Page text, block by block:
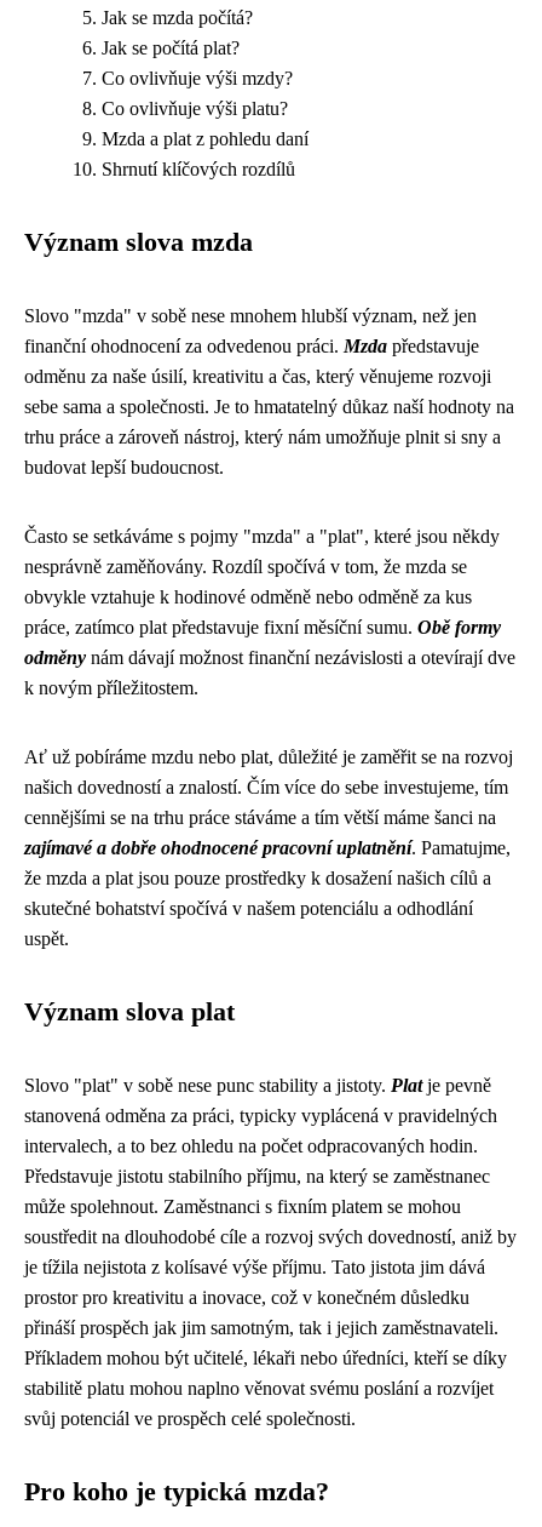
Jak se mzda počítá?
Jak se počítá plat?
Co ovlivňuje výši mzdy?
Co ovlivňuje výši platu?
Mzda a plat z pohledu daní
Shrnutí klíčových rozdílů
Význam slova mzda
Slovo "mzda" v sobě nese mnohem hlubší význam, než jen
finanční ohodnocení za odvedenou práci. Mzda představuje
odměnu za naše úsilí, kreativitu a čas, který věnujeme rozvoji
sebe sama a společnosti. Je to hmatatelný důkaz naší hodnoty na
trhu práce a zároveň nástroj, který nám umožňuje plnit si sny a
budovat lepší budoucnost.
Často se setkáváme s pojmy "mzda" a "plat", které jsou někdy
nesprávně zaměňovány. Rozdíl spočívá v tom, že mzda se
obvykle vztahuje k hodinové odměně nebo odměně za kus
práce, zatímco plat představuje fixní měsíční sumu. Obě formy
odměny nám dávají možnost finanční nezávislosti a otevírají dve
k novým příležitostem.
Ať už pobíráme mzdu nebo plat, důležité je zaměřit se na rozvoj
našich dovedností a znalostí. Čím více do sebe investujeme, tím
cennějšími se na trhu práce stáváme a tím větší máme šanci na
zajímavé a dobře ohodnocené pracovní uplatnění. Pamatujme,
že mzda a plat jsou pouze prostředky k dosažení našich cílů a
skutečné bohatství spočívá v našem potenciálu a odhodlání
uspět.
Význam slova plat
Slovo "plat" v sobě nese punc stability a jistoty. Platje pevně
stanovená odměna za práci, typicky vyplácená v pravidelných
intervalech, a to bez ohledu na počet odpracovaných hodin.
Představuje jistotu stabilního příjmu, na který se zaměstnanec
může spolehnout. Zaměstnanci s fixním platem se mohou
soustředit na dlouhodobé cíle a rozvoj svých dovedností, aniž by
je tížila nejistota z kolísavé výše příjmu. Tato jistota jim dává
prostor pro kreativitu a inovace, což v konečném důsledku
přináší prospěch jak jim samotným, tak i jejich zaměstnavateli.
Příkladem mohou být učitelé, lékaři nebo úředníci, kteří se díky
stabilitě platu mohou naplno věnovat svému poslání a rozvíjet
svůj potenciál ve prospěch celé společnosti.
Pro koho je typická mzda?